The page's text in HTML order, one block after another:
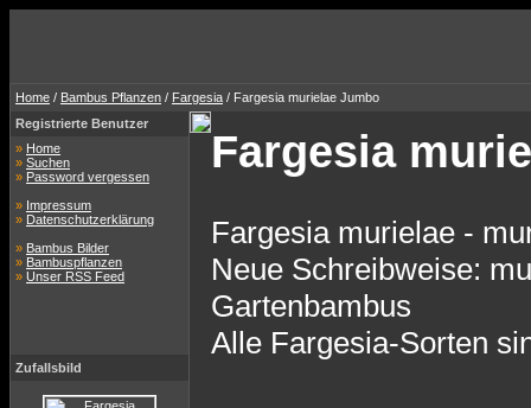
Home / Bambus Pflanzen / Fargesia / Fargesia murielae Jumbo
Registrierte Benutzer
» Home
» Suchen
» Password vergessen
» Impressum
» Datenschutzerklärung
» Bambus Bilder
» Bambuspflanzen
» Unser RSS Feed
Zufallsbild
Fargesia
Fargesia murielae -
Neue Schreibweise:
Gartenbambus
Alle Fargesia-Sorten